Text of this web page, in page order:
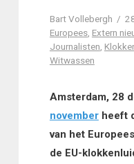
Bart Vollebergh
Europees, Extern
Journalisten
Witwassen
Amsterdam, 28
novemberheeft
van het
de EU-